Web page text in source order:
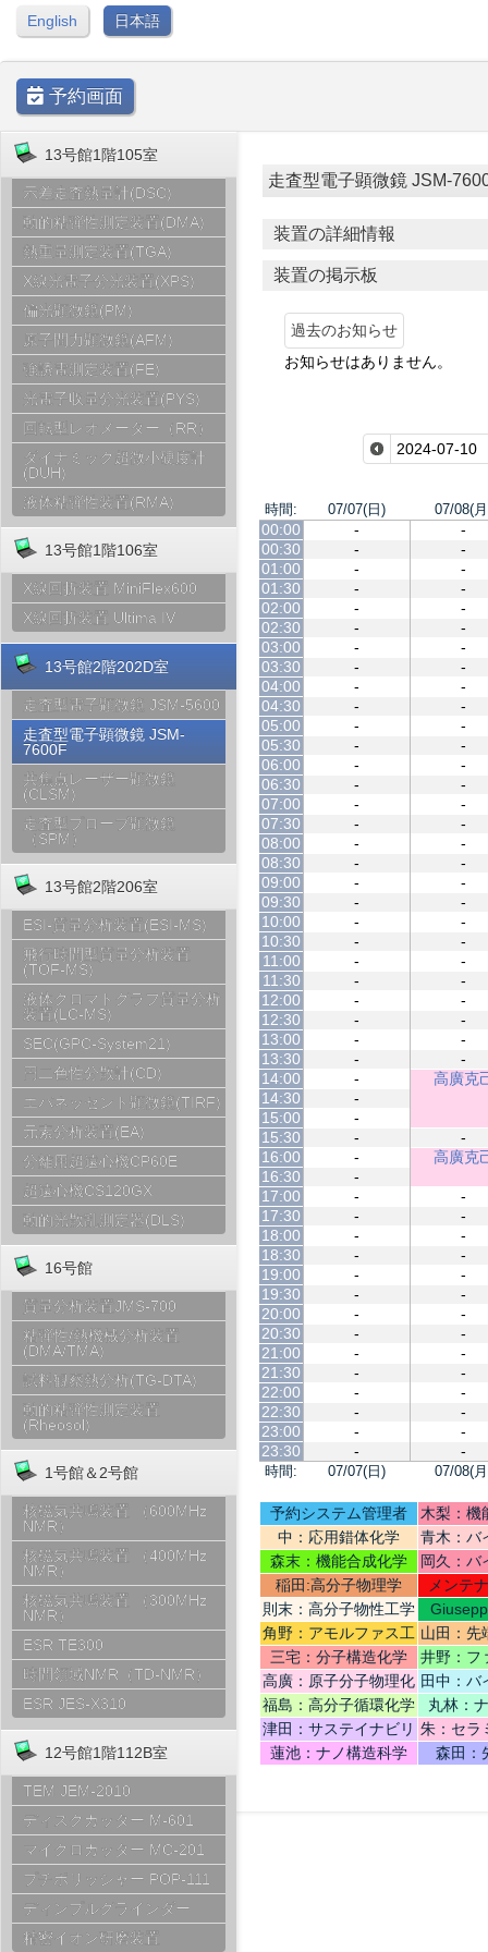
English 日本語
予約画面
13号館1階105室
示差走査熱量計(DSC)
動的粘弾性測定装置(DMA)
熱重量測定装置(TGA)
X線光電子分光装置(XPS)
偏光顕微鏡(PM)
原子間力顕微鏡(AFM)
強誘電測定装置(FE)
光電子収量分光装置(PYS)
回転型レオメーター（RR）
ダイナミック超微小硬度計
(DUH)
液体粘弾性装置(RMA)
13号館1階106室
X線回折装置 MiniFlex600
X線回折装置 Ultima IV
13号館2階202D室
走査型電子顕微鏡 JSM-5600
走査型電子顕微鏡 JSM-
7600F
共焦点レーザー顕微鏡
(CLSM)
走査型プローブ顕微鏡
（SPM）
13号館2階206室
ESI-質量分析装置(ESI-MS)
飛行時間型質量分析装置
(TOF-MS)
液体クロマトグラフ質量分析
装置(LC-MS)
SEC(GPC-System21)
円二色性分散計(CD)
エバネッセント顕微鏡(TIRF)
元素分析装置(EA)
分離用超遠心機CP60E
超遠心機CS120GX
動的光散乱測定器(DLS)
16号館
質量分析装置JMS-700
粘弾性/熱機械分析装置
(DMA/TMA)
試料観察熱分析(TG-DTA)
動的粘弾性測定装置
(Rheosol)
1号館＆2号館
核磁気共鳴装置 （600MHz
NMR）
核磁気共鳴装置 （400MHz
NMR）
核磁気共鳴装置 （300MHz
NMR）
ESR TE300
時間領域NMR（TD-NMR）
ESR JES-X310
12号館1階112B室
TEM JEM-2010
ディスクカッター M-601
マイクロカッター MC-201
プチポリッシャー POP-111
ディンプルグラインダー
精密イオン研磨装置
走査型電子顕微鏡 JSM-
装置の詳細情報
装置の掲示板
過去のお知らせ
お知らせはありません。
時間: 07/07(日) 07/08(
時間: 07/07(日) 07/08(
00:00 -
-
00:30
-
-
01:00
-
-
01:30
-
-
02:00
-
-
02:30
-
-
03:00
-
-
03:30
-
-
04:00
-
-
04:30
-
-
05:00
-
-
05:30
-
-
06:00
-
-
06:30
-
-
07:00
-
-
07:30
-
-
08:00
-
-
08:30
-
-
09:00
-
-
09:30
-
-
10:00
-
-
10:30
-
-
11:00
-
-
11:30
-
-
12:00
-
-
12:30
-
-
13:00
-
-
13:30
-
-
14:00
-
高廣克
14:30
-
15:00
-
15:30
-
-
16:00
-
高廣克
16:30
-
17:00
-
-
17:30
-
-
18:00
-
-
18:30
-
-
19:00
-
-
19:30
-
-
20:00
-
-
20:30
-
-
21:00
-
-
21:30
-
-
22:00
-
-
22:30
-
-
23:00
-
-
23:30
- -
予約システム管理者
木梨：機
中：応用錯体化学
青木：バ
テリ
森末：機能合成化学
岡久：バ
稲田:高分子物理学
メンテ
則末：高分子物性工学
角野：アモルファス工
学
山田：先
機
三宅：分子構造化学
井野：フ
高廣：原子分子物理化
学
田中：バ
福島：高分子循環化学
丸林：
津田：サステイナビリ
ティデザイン
朱：セラ
蓮池：ナノ構造科学
森田：